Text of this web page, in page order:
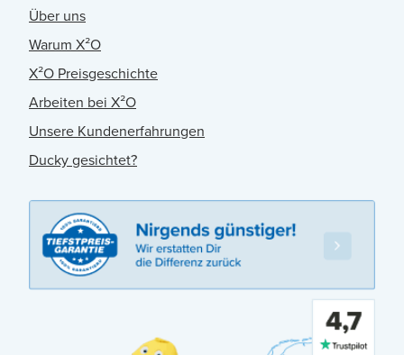
Über uns
Warum X²O
X²O Preisgeschichte
Arbeiten bei X²O
Unsere Kundenerfahrungen
Ducky gesichtet?